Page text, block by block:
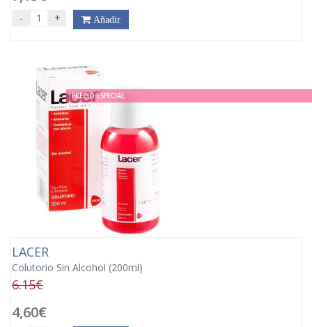
- + Añadir
PRECIO ESPECIAL
LACER
Colutorio Sin Alcohol (200ml)
6.15€
4,60€